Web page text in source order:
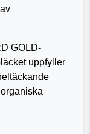
GOLD-
uppfyller